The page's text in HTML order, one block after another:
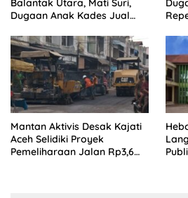
Balantak Utara, Mati Suri,
Dugaan Anak Kades Jual
Mantan Aktivis Desak Kajati
Aceh Selidiki Proyek
Pemeliharaan Jalan Rp3,6